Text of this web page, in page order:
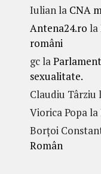
Iulianla CNA
Antena24.ro la
români
gcla
sexualitate.
Claudiu Târziu
Viorica Popala
Borțoi
Român